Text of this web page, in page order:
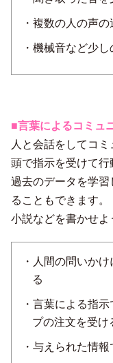
・複数の人の声
・機械音など少
■言葉によるコミュ
人と会話をしてコ
頭で指示を受けて行
過去のデータを学
ることもできます。
小説などを書かせよ
・人間の問いか
る
・言葉による指
プの注文を受け
・与えられた情